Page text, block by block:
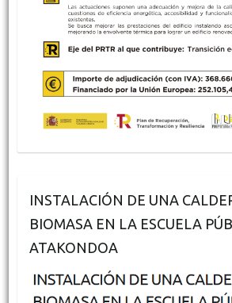
INSTALACIÓN DE UNA
BIOMASA EN LA ESCUELA
ATAKONDOA